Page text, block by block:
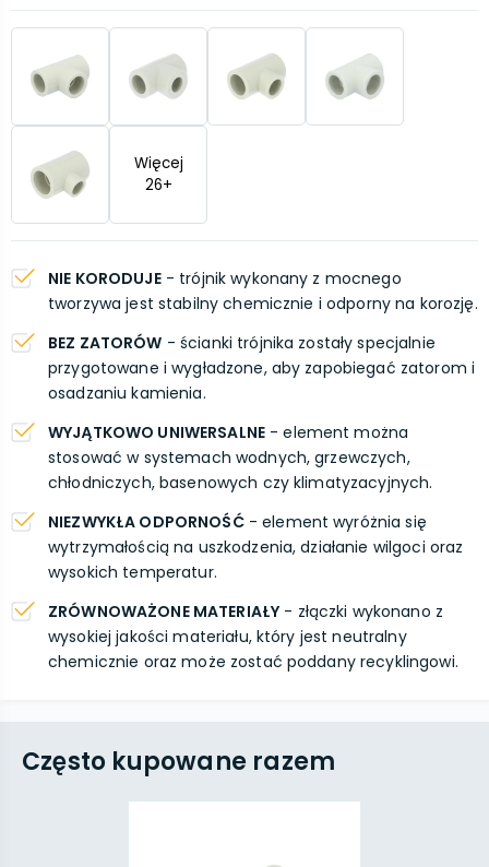
Więcej
26+
NIE KORODUJE- trójnik wykonany z mocnego
tworzywa jest stabilny chemicznie i odporny na korozję.
BEZ ZATORÓW - ścianki trójnika zostały specjalnie
przygotowane i wygładzone, aby zapobiegać zatorom i
osadzaniu kamienia.
WYJĄTKOWO UNIWERSALNE- element można
stosować w systemach wodnych, grzewczych,
chłodniczych, basenowych czy klimatyzacyjnych.
NIEZWYKŁA ODPORNOŚĆ- element wyróżnia się
wytrzymałością na uszkodzenia, działanie wilgoci oraz
wysokich temperatur.
ZRÓWNOWAŻONE MATERIAŁY - złączki wykonano z
wysokiej jakości materiału, który jest neutralny
chemicznie oraz może zostać poddany recyklingowi.
Często kupowane razem